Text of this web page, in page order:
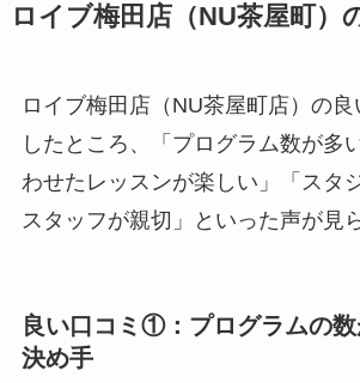
ロイブ梅田店（NU茶屋町）
ロイブ梅田店（NU茶屋町店）の
したところ、「プログラム数が多
わせたレッスンが楽しい」「スタ
スタッフが親切」といった声が見
良い口コミ①：プログラムの
決め手